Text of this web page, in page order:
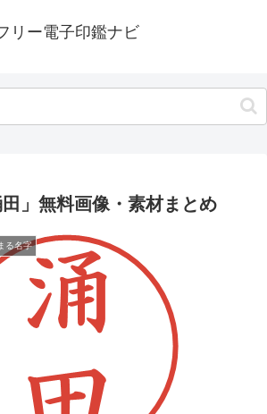
リー電子印鑑ナビ
」無料画像・素材まとめ
る名字